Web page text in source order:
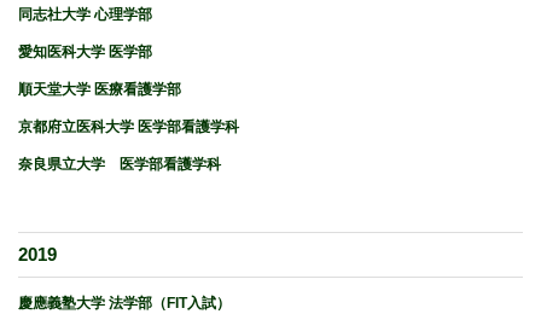
同志社大学 心理学部
愛知医科大学 医学部
順天堂大学 医療看護学部
京都府立医科大学 医学部看護学科
奈良県立大学 医学部看護学科
2019
慶應義塾大学 法学部（FIT入試）